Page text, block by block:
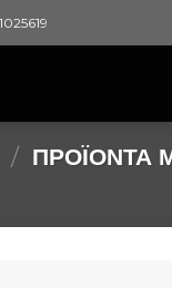
/ ΠΡΟΪΌΝΤΑ